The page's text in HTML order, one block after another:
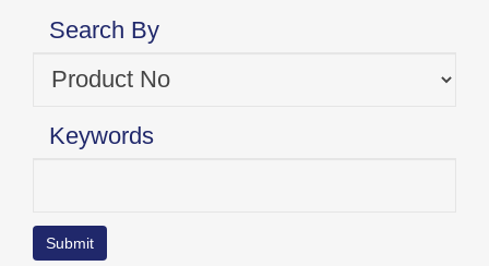
Search By
Keywords